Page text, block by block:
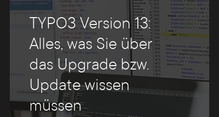
TYPO3 Version 13:
Alles, was Sie über
das Upgrade bzw.
Update wissen
müssen